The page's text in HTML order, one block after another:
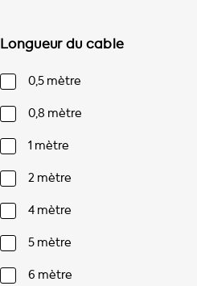
Longueur du cable
0,5 mètre
0,8 mètre
1 mètre
2 mètre
4 mètre
5 mètre
6 mètre